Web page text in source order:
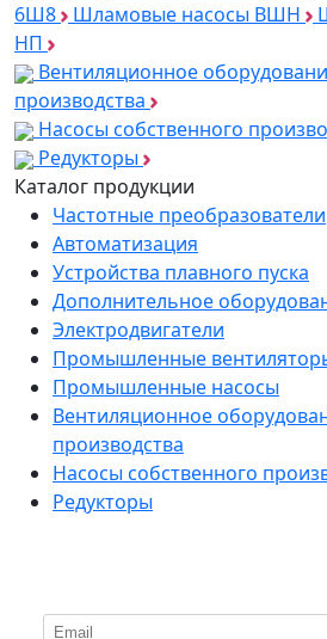
6Ш8
Шламовые насосы ВШН
НП
Вентиляционное
производства
Насосы собственного
Редукторы
Каталог продукции
Частотные преобразователи
Автоматизация
Устройства плавного пуска
Дополнительное
Электродвигатели
Промышленные
Промышленные насосы
Вентиляционное
производства
Насосы собственного
Редукторы